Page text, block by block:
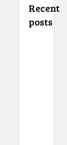
Recent
posts